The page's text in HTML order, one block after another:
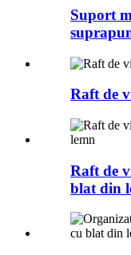
Suport
Raft de
Raft de
blat din